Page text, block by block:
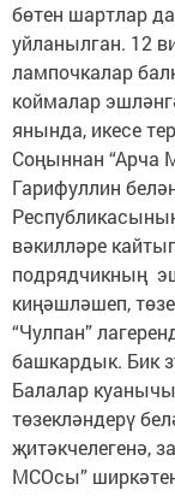
бөтен шартлар
уйланылган. 12
лампочкалар
коймалар
янында, икесе
Соңыннан “Арча
Гарифуллин
вәкилләре
подрядчикның
киңәшләшеп,
“Чулпан”
башкардык. Бик
Балалар
төзекләндерү
җитәкчелегенә,
МСОсы”